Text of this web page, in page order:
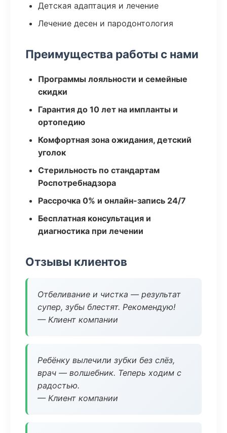
Детская адаптация и лечение
Лечение десен и пародонтология
Преимущества работы с нами
Программы лояльности и семейные
скидки
Гарантия до 10 лет на импланты и
ортопедию
Комфортная зона ожидания, детский
уголок
Стерильность по стандартам
Роспотребнадзора
Рассрочка 0% и онлайн-запись 24/7
Бесплатная консультация и
диагностика при лечении
Отзывы клиентов
Отбеливание и чистка — результат
супер, зубы блестят. Рекомендую!
— Клиент компании
Ребёнку вылечили зубки без слёз,
врач — волшебник. Теперь ходим с
радостью.
— Клиент компании